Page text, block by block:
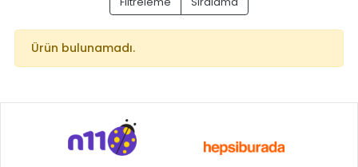
Ürün bulunamadı.